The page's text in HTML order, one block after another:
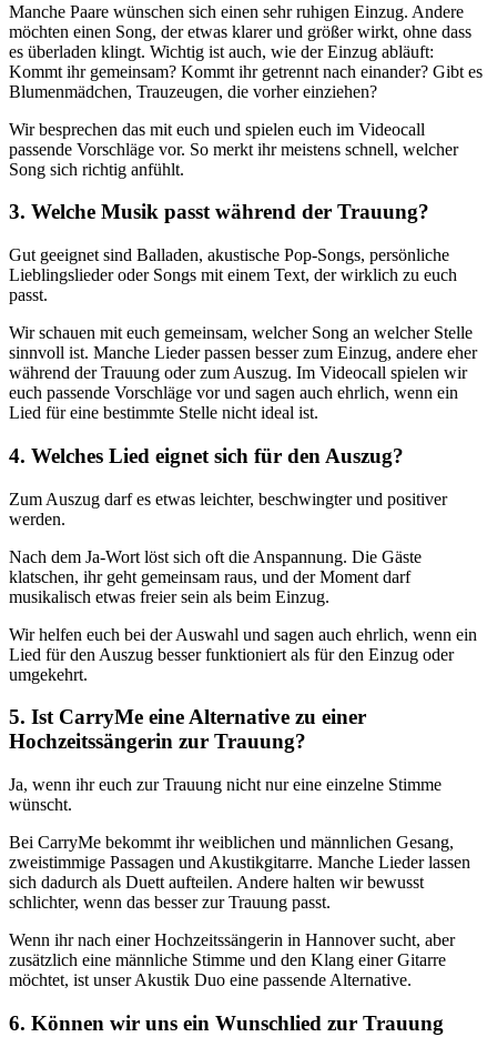
Manche Paare wünschen sich einen sehr ruhigen Einzug. Andere
möchten einen Song, der etwas klarer und größer wirkt, ohne dass
es überladen klingt. Wichtig ist auch, wie der Einzug abläuft:
Kommt ihr gemeinsam? Kommt ihr getrennt nach einander? Gibt es
Blumenmädchen, Trauzeugen, die vorher einziehen?
Wir besprechen das mit euch und spielen euch im Videocall
passende Vorschläge vor. So merkt ihr meistens schnell, welcher
Song sich richtig anfühlt.
3. Welche Musik passt während der Trauung?
Gut geeignet sind Balladen, akustische Pop-Songs, persönliche
Lieblingslieder oder Songs mit einem Text, der wirklich zu euch
passt.
Wir schauen mit euch gemeinsam, welcher Song an welcher Stelle
sinnvoll ist. Manche Lieder passen besser zum Einzug, andere eher
während der Trauung oder zum Auszug. Im Videocall spielen wir
euch passende Vorschläge vor und sagen auch ehrlich, wenn ein
Lied für eine bestimmte Stelle nicht ideal ist.
4. Welches Lied eignet sich für den Auszug?
Zum Auszug darf es etwas leichter, beschwingter und positiver
werden.
Nach dem Ja-Wort löst sich oft die Anspannung. Die Gäste
klatschen, ihr geht gemeinsam raus, und der Moment darf
musikalisch etwas freier sein als beim Einzug.
Wir helfen euch bei der Auswahl und sagen auch ehrlich, wenn ein
Lied für den Auszug besser funktioniert als für den Einzug oder
umgekehrt.
5. Ist CarryMe eine Alternative zu einer
Hochzeitssängerin zur Trauung?
Ja, wenn ihr euch zur Trauung nicht nur eine einzelne Stimme
wünscht.
Bei CarryMe bekommt ihr weiblichen und männlichen Gesang,
zweistimmige Passagen und Akustikgitarre. Manche Lieder lassen
sich dadurch als Duett aufteilen. Andere halten wir bewusst
schlichter, wenn das besser zur Trauung passt.
Wenn ihr nach einer Hochzeitssängerin in Hannover sucht, aber
zusätzlich eine männliche Stimme und den Klang einer Gitarre
möchtet, ist unser Akustik Duo eine passende Alternative.
6. Können wir uns ein Wunschlied zur Trauung